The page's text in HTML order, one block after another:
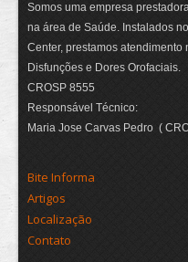
Somos uma empresa
na área de Saúde. Instalados
Center, prestamos
Disfunções e Dores Orofaciais.
CROSP 8555
Responsável Técnico:
Maria Jose Carvas Pedro (
Bite Informa
Artigos
Localização
Contato